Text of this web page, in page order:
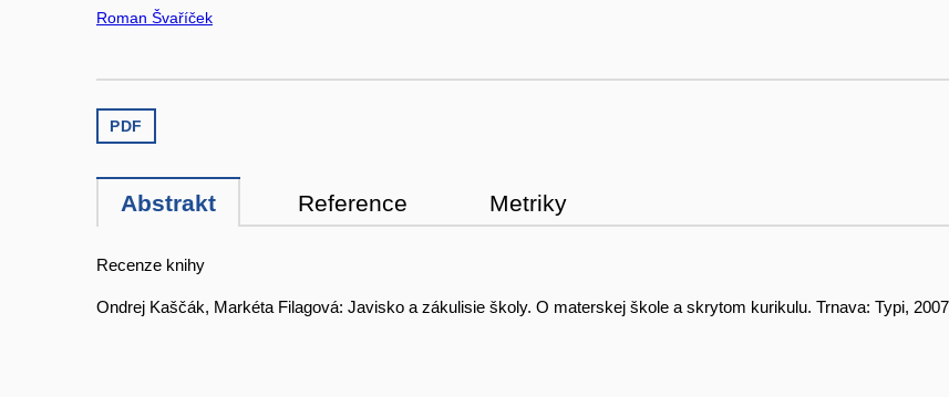
Roman Švaříček
PDF
Abstrakt Reference Metriky
Recenze knihy
Ondrej Kaščák, Markéta Filagová: Javisko a zákulisie školy. O materskej škole a skrytom kurikulu. Trnava: Typi,